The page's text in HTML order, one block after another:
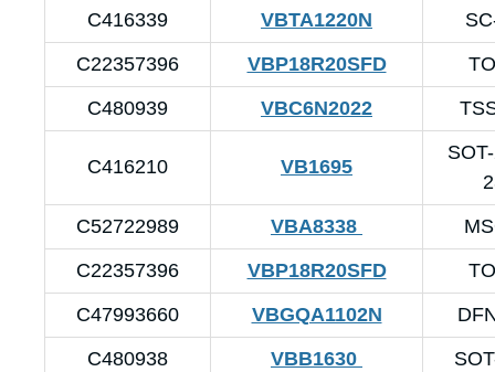
C416339
VBTA1220N
C22357396
VBP18R20SFD
C480939
VBC6N2022
C416210 VB1695
C52722989
VBA8338
C22357396
VBP18R20SFD
C47993660
VBGQA1102N
C480938
VBB1630